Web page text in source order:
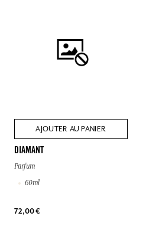
AJOUTER AU PANIER
DIAMANT
Parfum
60ml
72,00 €